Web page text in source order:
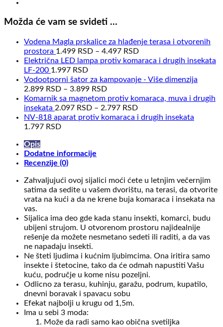
Možda će vam se svideti …
Vodena Magla prskalice za hlađenje terasa i otvorenih
prostora 1.499 RSD – 4.497 RSD
Električna LED lampa protiv komaraca i drugih insekata
LF-200 1.997 RSD
Vodootporni šator za kampovanje - Više dimenzija
2.899 RSD – 3.899 RSD
Komarnik sa magnetom protiv komaraca, muva i drugih
insekata 2.097 RSD – 2.797 RSD
NV-818 aparat protiv komaraca i drugih insekata
1.797 RSD
Opis
Dodatne informacije
Recenzije (0)
Zahvaljujući ovoj sijalici moći ćete u letnjim večernjim
satima da sedite u vašem dvorištu, na terasi, da otvorite
vrata na kući a da ne krene buja komaraca i insekata na
vas.
Sijalica ima deo gde kada stanu insekti, komarci, budu
ubijeni strujom. U otvorenom prostoru najidealnije
rešenje da možete nesmetano sedeti ili raditi, a da vas
ne napadaju insekti.
Ne šteti ljudima i kućnim ljubimcima. Ona iritira samo
insekte i štetocine, tako da će odmah napustiti Vašu
kuću, područje u kome nisu pozeljni.
Odlicno za terasu, kuhinju, garažu, podrum, kupatilo,
dnevni boravak i spavacu sobu
Efekat najbolji u krugu od 1,5m.
Ima u sebi 3 moda:
Može da radi samo kao obična svetiljka